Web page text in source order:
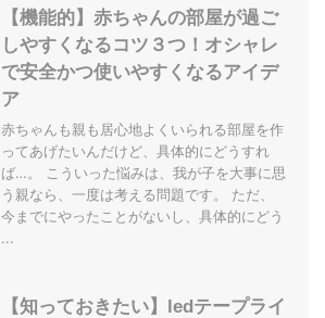
【機能的】赤ちゃんの部屋が過ご
しやすくなるコツ３つ！オシャレ
で安全かつ使いやすくなるアイデ
ア
赤ちゃんも親も居心地よくいられる部屋を作
ってあげたいんだけど、具体的にどうすれ
ば…。 こういった悩みは、我が子を大事に思
う親なら、一度は考える問題です。 ただ、
今までにやったことがないし、具体的にどう
...
【知っておきたい】ledテープライ